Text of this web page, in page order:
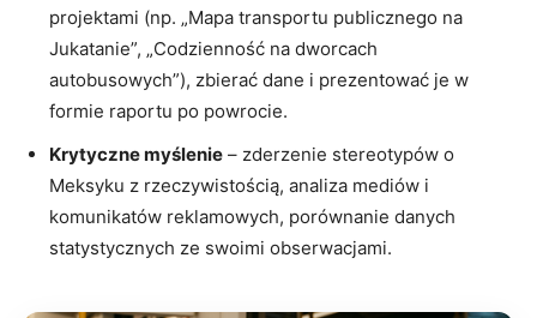
projektami (np. „Mapa transportu publicznego na
Jukatanie”, „Codzienność na dworcach
autobusowych”), zbierać dane i prezentować je w
formie raportu po powrocie.
Krytyczne myślenie – zderzenie stereotypów o
Meksyku z rzeczywistością, analiza mediów i
komunikatów reklamowych, porównanie danych
statystycznych ze swoimi obserwacjami.